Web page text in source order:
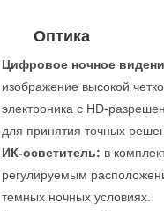
Оптика
Цифровое ночное
изображение высокой
электроника с HD-
для принятия точных
ИК-осветитель: в
регулируемым
темных ночных условиях.